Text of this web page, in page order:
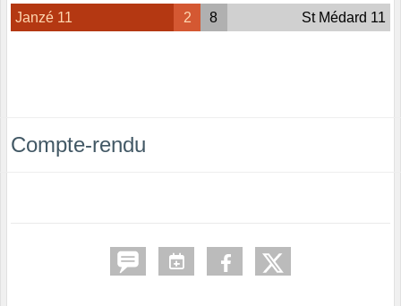
Janzé 11 2 8 St Médard 11
Compte-rendu